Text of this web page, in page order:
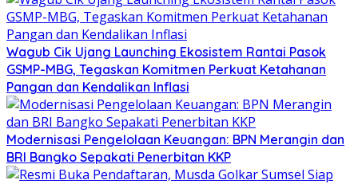
Wagub Cik Ujang Launching Ekosistem Rantai Pasok
GSMP-MBG, Tegaskan Komitmen Perkuat Ketahanan
Pangan dan Kendalikan Inflasi
Modernisasi Pengelolaan Keuangan: BPN Merangin dan
BRI Bangko Sepakati Penerbitan KKP